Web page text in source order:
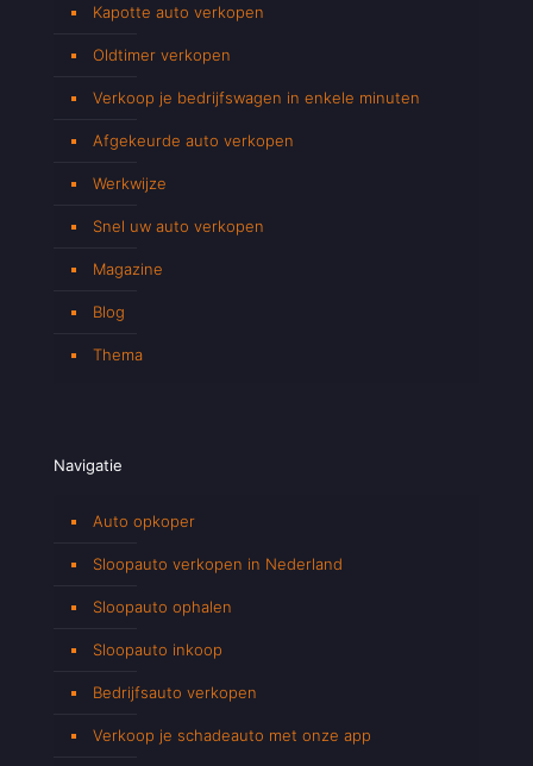
Kapotte auto verkopen
Oldtimer verkopen
Verkoop je bedrijfswagen in enkele minuten
Afgekeurde auto verkopen
Werkwijze
Snel uw auto verkopen
Magazine
Blog
Thema
Navigatie
Auto opkoper
Sloopauto verkopen in Nederland
Sloopauto ophalen
Sloopauto inkoop
Bedrijfsauto verkopen
Verkoop je schadeauto met onze app